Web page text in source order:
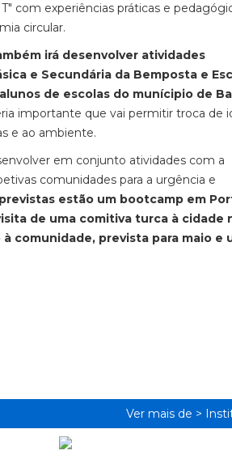
com experiências práticas e
circular.
irá desenvolver atividades
e Secundária da Bemposta e
de escolas do munícipio de
importante que vai permitir troca de
e ao ambiente.
em conjunto atividades com a
comunidades para a urgência e
estão um bootcamp em
de uma comitiva turca à cidade
comunidade, prevista para maio e
Ver mais de >